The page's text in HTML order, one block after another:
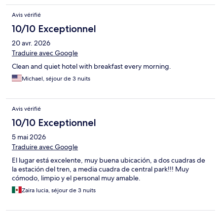
Avis vérifié
10/10 Exceptionnel
20 avr. 2026
Traduire avec Google
Clean and quiet hotel with breakfast every morning.
Michael, séjour de 3 nuits
Avis vérifié
10/10 Exceptionnel
5 mai 2026
Traduire avec Google
El lugar está excelente, muy buena ubicación, a dos cuadras de
la estación del tren, a media cuadra de central park!!! Muy
cómodo, limpio y el personal muy amable.
Zaira lucia, séjour de 3 nuits